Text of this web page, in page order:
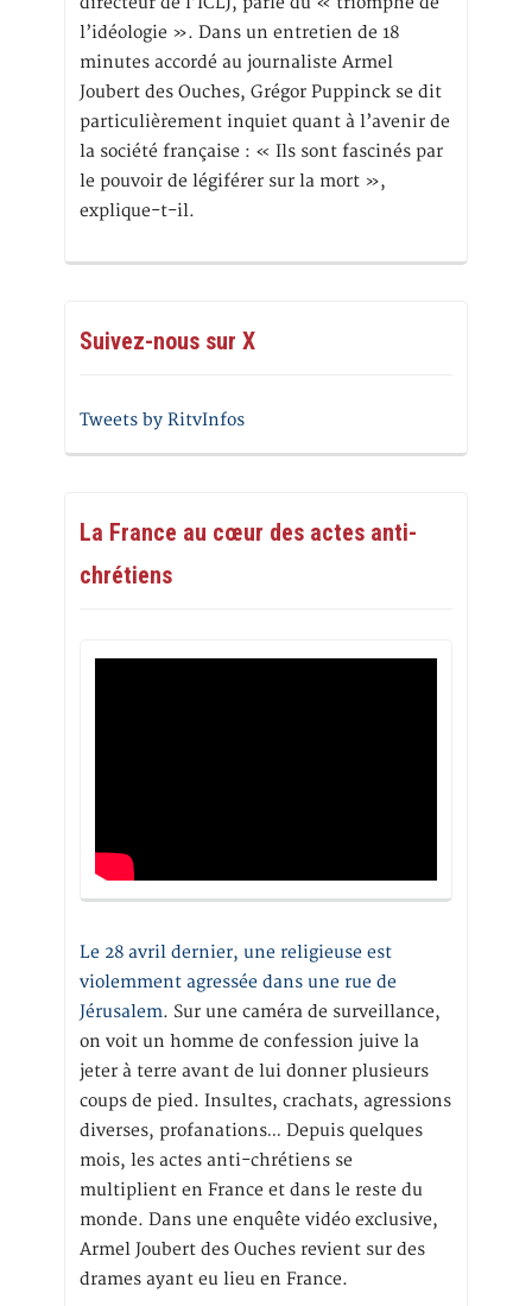
l’idéologie ». Dans un entretien de 18
minutes accordé au journaliste Armel
Joubert des Ouches, Grégor Puppinck se dit
particulièrement inquiet quant à l’avenir de
la société française : « Ils sont fascinés par
le pouvoir de légiférer sur la mort »,
explique-t-il.
Suivez-nous sur X
Tweets by RitvInfos
La France au cœur des actes anti-
chrétiens
Le 28 avril dernier, une religieuse est
violemment agressée dans une rue de
Jérusalem. Sur une caméra de surveillance,
on voit un homme de confession juive la
jeter à terre avant de lui donner plusieurs
coups de pied. Insultes, crachats, agressions
diverses, profanations… Depuis quelques
mois, les actes anti-chrétiens se
multiplient en France et dans le reste du
monde. Dans une enquête vidéo exclusive,
Armel Joubert des Ouches revient sur des
drames ayant eu lieu en France.